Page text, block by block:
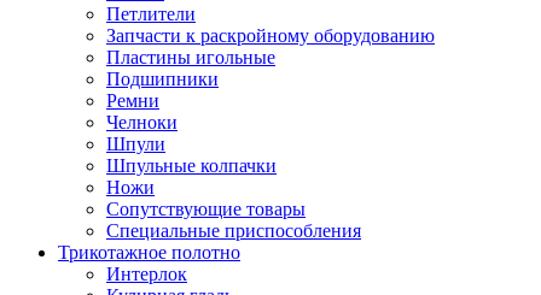
Петлители
Запчасти к раскройному оборудованию
Пластины игольные
Подшипники
Ремни
Челноки
Шпули
Шпульные колпачки
Ножи
Сопутствующие товары
Специальные приспособления
Трикотажное полотно
Интерлок